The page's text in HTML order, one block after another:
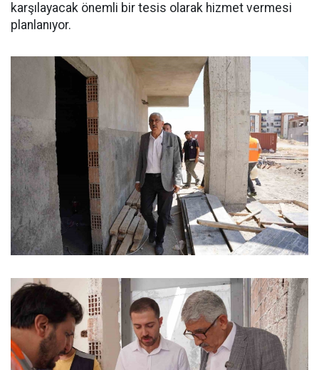
karşılayacak önemli bir tesis olarak hizmet vermesi
planlanıyor.